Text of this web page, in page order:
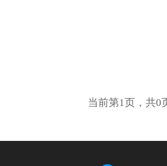
当前第1页，共0